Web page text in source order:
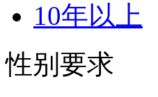
10年以上
性别要求